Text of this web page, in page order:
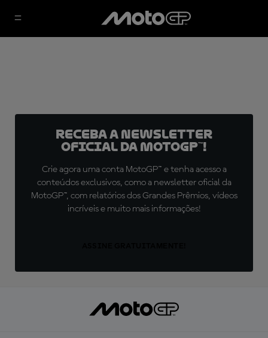
Receba a newsletter
oficial da MotoGP™!
Crie agora uma conta MotoGP™ e tenha acesso a
conteúdos exclusivos, como a newsletter oficial da
MotoGP™, com relatórios dos Grandes Prêmios, vídeos
incríveis e muito mais informações!